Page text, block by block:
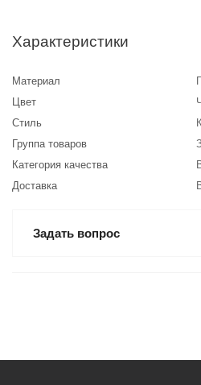
Характеристики
Материал
Цвет
Стиль
Группа товаров
Категория качества
Доставка
Задать вопрос